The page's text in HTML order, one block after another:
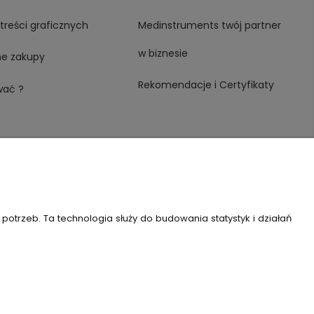
graficznych
zakupy
?
Medinstruments twój partner
w biznesie
Rekomendacje i Certyfikaty
146982576, KRS: 0000491265
Ta technologia służy do budowania statystyk i działań